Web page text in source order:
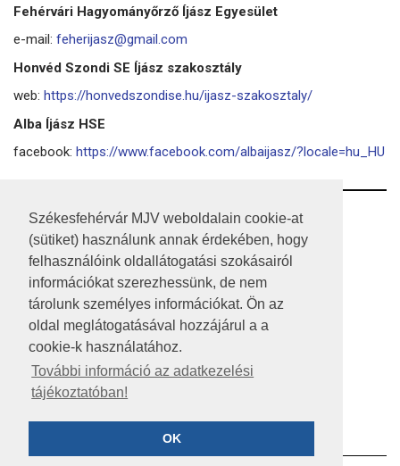
Székesfehérvár MJV weboldalain cookie-at
(sütiket) használunk annak érdekében, hogy
felhasználóink oldallátogatási szokásairól
információkat szerezhessünk, de nem
tárolunk személyes információkat. Ön az
oldal meglátogatásával hozzájárul a a
cookie-k használatához.
További információ az adatkezelési
tájékoztatóban!
OK
Fehérvári Hagyományőrző Íjász Egyesület
e-mail: feherijasz@gmail.com
Honvéd Szondi SE Íjász szakosztály
web: https://honvedszondise.hu/ijasz-szakosztaly/
Alba Íjász HSE
facebook: https://www.facebook.com/albaijasz/?locale=hu_HU
RSS
A HONLAP 2017.03.31-I ÁLLAPOTA
JOGI NYILATKOZAT
IMPRESSZUM
KÖZÉRDEKŰ ADATOK